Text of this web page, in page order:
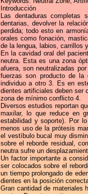
Introducción
Las dentaduras completas
dentarias, devolver la
perdida; todo esto en
orales como fonación,
de la lengua, labios, carrillos
En la cavidad oral del
neutra. Esta es una zona
afuera, son neutralizadas
fuerzas son producto de la
individuo a otro 3. Es en
dientes artificiales deben ser
zona de mínimo conflicto 4.
Diversos estudios reportan
maxilar, lo que reduce en
estabilidad y soporte). Por
menos uso de la prótesis
el vestíbulo bucal muy
sobre el reborde residual,
neutra sufre un
Un factor importante a
ser colocados sobre el
un tiempo prolongado de
dientes en la posición
Gran cantidad de materiales